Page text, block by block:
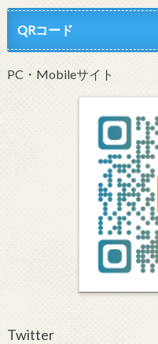
QRコード
PC・Mobileサイト
Twitter